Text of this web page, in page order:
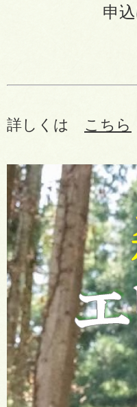
申込は Web
チラ
Webで
詳しくは こちら